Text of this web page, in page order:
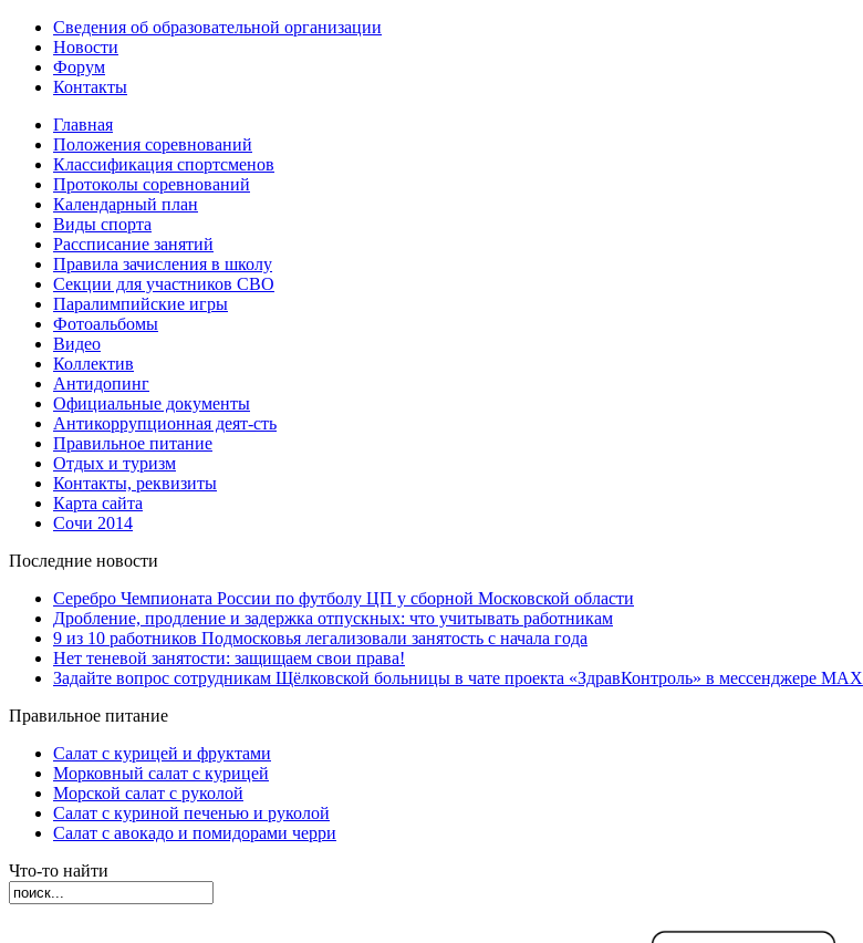
Сведения об образовательной организации
Новости
Форум
Контакты
Главная
Положения соревнований
Классификация спортсменов
Протоколы соревнований
Календарный план
Виды спорта
Рассписание занятий
Правила зачисления в школу
Секции для участников СВО
Паралимпийские игры
Фотоальбомы
Видео
Коллектив
Антидопинг
Официальные документы
Антикоррупционная деят-сть
Правильное питание
Отдых и туризм
Контакты, реквизиты
Карта сайта
Сочи 2014
Последние новости
Серебро Чемпионата России по футболу ЦП у сборной Московской области
Дробление, продление и задержка отпускных: что учитывать работникам
9 из 10 работников Подмосковья легализовали занятость с начала года
Нет теневой занятости: защищаем свои права!
Задайте вопрос сотрудникам Щёлковской больницы в чате проекта «ЗдравКонтроль» в мессенджере МАХ
Правильное питание
Салат с курицей и фруктами
Морковный салат с курицей
Морской салат с руколой
Салат с куриной печенью и руколой
Салат с авокадо и помидорами черри
Что-то найти